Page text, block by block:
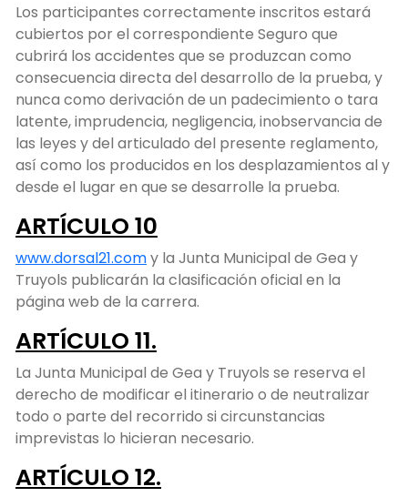
Los participantes correctamente inscritos estará
cubiertos por el correspondiente Seguro que
cubrirá los accidentes que se produzcan como
consecuencia directa del desarrollo de la prueba, y
nunca como derivación de un padecimiento o tara
latente, imprudencia, negligencia, inobservancia de
las leyes y del articulado del presente reglamento,
así como los producidos en los desplazamientos al y
desde el lugar en que se desarrolle la prueba.
ARTÍCULO 10
www.dorsal21.comy la Junta Municipal de Gea y
Truyols publicarán la clasificación oficial en la
página web de la carrera.
ARTÍCULO 11.
La Junta Municipal de Gea y Truyols se reserva el
derecho de modificar el itinerario o de neutralizar
todo o parte del recorrido si circunstancias
imprevistas lo hicieran necesario.
ARTÍCULO 12.